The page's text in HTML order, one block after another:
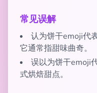
常见误解
认为饼干emoji代
它通常指甜味曲奇。
误以为饼干emoji
式烘焙甜点。